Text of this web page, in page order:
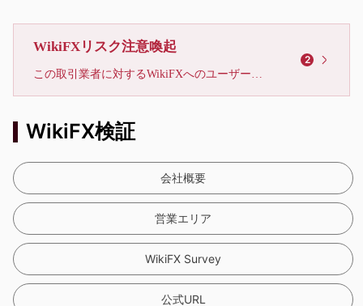
WikiFXリスク注意喚起
この取引業者に対するWikiFXへのユーザーからの苦情が、8件に達しています。リスクに注意し、被害に遭わないようお気をつけください。
2
WikiFX検証
会社概要
営業エリア
WikiFX Survey
公式URL